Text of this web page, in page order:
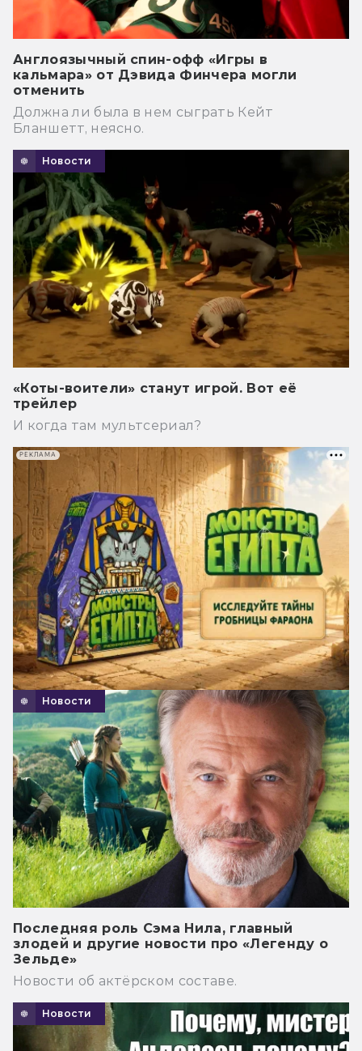
Англоязычный спин-офф «Игры в
кальмара» от Дэвида Финчера могли
отменить
Должна ли была в нем сыграть Кейт
Бланшетт, неясно.
Новости
«Коты-воители» станут игрой. Вот её
трейлер
И когда там мультсериал?
Новости
Последняя роль Сэма Нила, главный
злодей и другие новости про «Легенду о
Зельде»
Новости об актёрском составе.
Новости
РЕКЛАМА